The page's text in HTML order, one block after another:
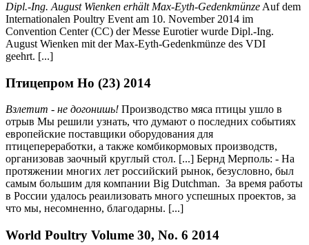
Dipl.-Ing. August Wienken erhält Max-Eyth-Gedenkmünze Auf dem
Internationalen Poultry Event am 10. November 2014 im
Convention Center (CC) der Messe Eurotier wurde Dipl.-Ing.
August Wienken mit der Max-Eyth-Gedenkmünze des VDI
geehrt. [...]
Птицепром Но (23) 2014
Взлетит - не догонишь! Производство мяса птицы ушло в
отрыв Мы решили узнать, что думают о последних событиях
европейские поставщики оборудования для
птицепереработки, а также комбикормовых производств,
организовав заочный круглый стол. [...] Бернд Мерполь: - На
протяжении многих лет российский рынок, безусловно, был
самым большим для компании Big Dutchman. За время работы
в России удалось реаилизовать много успешных проектов, за
что мы, несомненно, благодарны. [...]
World Poultry Volume 30, No. 6 2014